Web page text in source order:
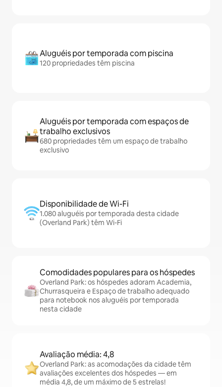
Aluguéis por temporada com piscina
120 propriedades têm piscina
Aluguéis por temporada com espaços de
trabalho exclusivos
680 propriedades têm um espaço de trabalho
exclusivo
Disponibilidade de Wi-Fi
1.080 aluguéis por temporada desta cidade
(Overland Park) têm Wi-Fi
Comodidades populares para os hóspedes
Overland Park: os hóspedes adoram Academia,
Churrasqueira e Espaço de trabalho adequado
para notebook nos aluguéis por temporada
nesta cidade
Avaliação média: 4,8
Overland Park: as acomodações da cidade têm
avaliações excelentes dos hóspedes — em
média 4,8, de um máximo de 5 estrelas!